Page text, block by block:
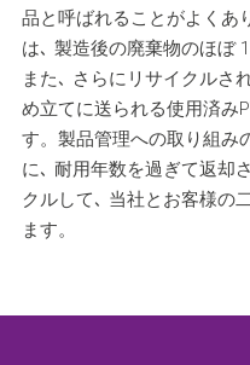
品と呼ばれることがよくあ
は､ 製造後の廃棄物のほぼ
また､ さらにリサイクルさ
め立てに送られる使用済み
す。製品管理への取り組み
に､ 耐用年数を過ぎて返却
クルして､ 当社とお客様の
ます。